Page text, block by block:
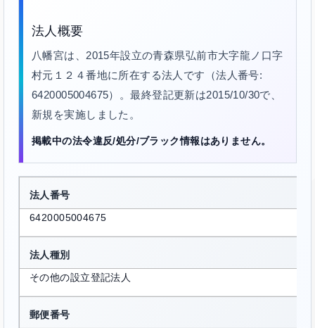
法人概要
八幡宮は、2015年設立の青森県弘前市大字龍ノ口字
村元１２４番地に所在する法人です（法人番号:
6420005004675）。最終登記更新は2015/10/30で、
新規を実施しました。
掲載中の法令違反/処分/ブラック情報はありません。
法人番号
6420005004675
法人種別
その他の設立登記法人
郵便番号